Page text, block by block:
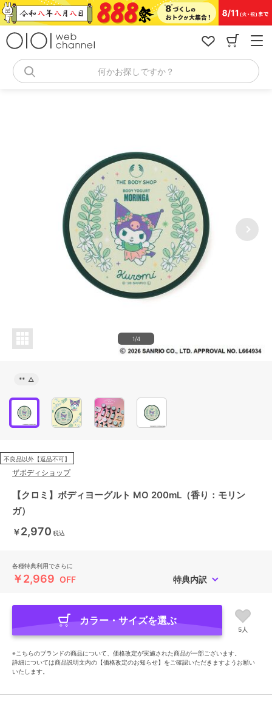
コ
ン
何かお探しですか？
1/4
** △
不良品以外【返品不可】
ザボディショップ
【クロミ】ボディヨーグルト MO 200mL（香り：モリン
ガ）
￥2,970 税込
各種特典利用でさらに
￥2,969 OFF 特典内訳
カラー・サイズを選ぶ
5人
※こちらのブランドの商品について、価格改定が実施された商品が一部ございます。
詳細については商品説明文内の【価格改定のお知らせ】をご確認いただきますようお願い
いたします。